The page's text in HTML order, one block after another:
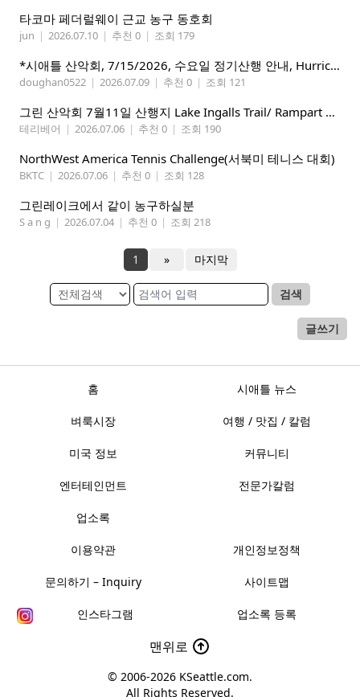
타코마 페더럴웨이 근교 농구 동호회
jun | 2026.07.10 | 추천 0 | 조회 179
*시애틀 산악회, 7/15/2026, 수요일 정기산행 안내, Hurricane Ridge*
doughan0522 | 2026.07.09 | 추천 0 | 조회 121
그린 산악회 7월11일 산행지 Lake Ingalls Trail/ Rampart Lake Via Rachel lake trail
테리베어 | 2026.07.06 | 추천 0 | 조회 190
NorthWest America Tennis Challenge(서북미 테니스 대회)
BKTC | 2026.07.06 | 추천 0 | 조회 128
그린레이크에서 같이 농구하실분
S a n g | 2026.07.04 | 추천 0 | 조회 218
1 » 마지막
검색
글쓰기
홈 시애틀 뉴스
벼룩시장 여행 / 맛집 / 칼럼
미국 정보 커뮤니티
엔터테인먼트 전문가칼럼
업소록
이용약관 개인정보정책
문의하기 – Inquiry 사이트맵
인스타그램 업소록 등록
맨위로
© 2006-2026 KSeattle.com.
All Rights Reserved.